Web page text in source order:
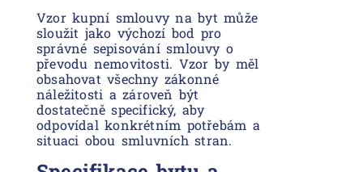
Vzor kupní smlouvy na byt může
sloužit jako výchozí bod pro
správné sepisování smlouvy o
převodu nemovitosti. Vzor by měl
obsahovat všechny zákonné
náležitosti a zároveň být
dostatečně specifický, aby
odpovídal konkrétním potřebám a
situaci obou smluvních stran.